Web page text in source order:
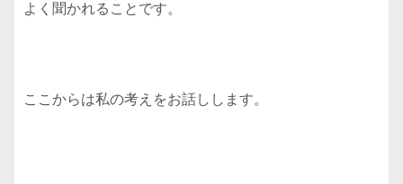
よく聞かれることです。
ここからは私の考えをお話しします。